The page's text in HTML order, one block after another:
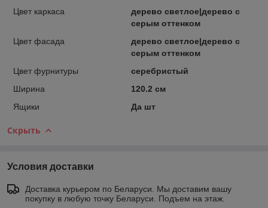
Цвет каркаса
дерево светлое|дерево с
серым оттенком
Цвет фасада
дерево светлое|дерево с
серым оттенком
Цвет фурнитуры
серебристый
Ширина
120.2 см
Ящики
Да шт
Скрыть
Условия доставки
Доставка курьером по Беларуси. Мы доставим вашу
покупку в любую точку Беларуси. Подъем на этаж.